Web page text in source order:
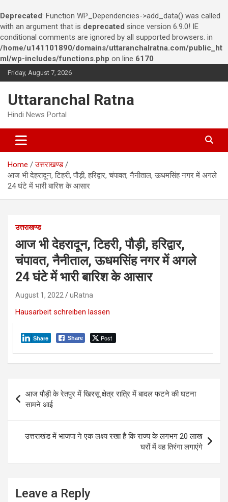
Deprecated: Function WP_Dependencies->add_data() was called
with an argument that is deprecated since version 6.9.0! IE
conditional comments are ignored by all supported browsers. in
/home/u141101890/domains/uttaranchalratna.com/public_ht
ml/wp-includes/functions.php on line 6170
k
n
t
Friday, August 7, 2026
Uttaranchal Ratna
Hindi News Portal
Home
उत्तराखण्ड
आज भी देहरादून, टिहरी, पौड़ी, हरिद्वार, चंपावत, नैनीताल, ऊधमसिंह नगर में अगले
24 घंटे में भारी बारिश के आसार
उत्तराखण्ड
आज भी देहरादून, टिहरी, पौड़ी, हरिद्वार,
चंपावत, नैनीताल, ऊधमसिंह नगर में अगले
24 घंटे में भारी बारिश के आसार
August 1, 2022 uRatna
Hausarbeit schreiben lassen
Share Post
Share
s
a
आज पौड़ी के रेतपुर में खिरसू क्षेत्र रात्रि में बादल फटने की घटना
सामने आई
उत्तराखंड में भाजपा ने एक लक्ष्य रखा है कि राज्य के लगभग 20 लाख
घरों में वह तिरंगा लगाएंगे
Leave a Reply